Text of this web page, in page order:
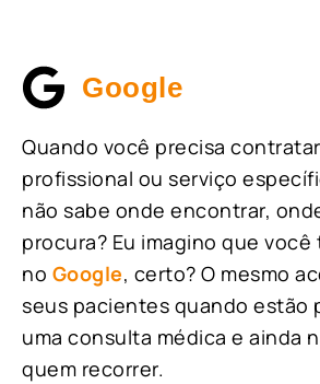
Google
Quando você precisa
profissional ou serviço
não sabe onde encontrar,
procura? Eu imagino que
no Google, certo? O mesmo
seus pacientes quando estão
uma consulta médica e ainda
quem recorrer.